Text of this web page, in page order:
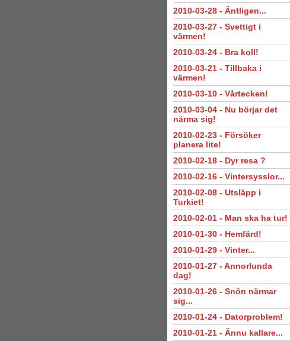
2010-03-28 - Äntligen...
2010-03-27 - Svettigt i
värmen!
2010-03-24 - Bra koll!
2010-03-21 - Tillbaka i
värmen!
2010-03-10 - Vårtecken!
2010-03-04 - Nu börjar det
närma sig!
2010-02-23 - Försöker
planera lite!
2010-02-18 - Dyr resa ?
2010-02-16 - Vintersysslor...
2010-02-08 - Utsläpp i
Turkiet!
2010-02-01 - Man ska ha tur!
2010-01-30 - Hemfärd!
2010-01-29 - Vinter...
2010-01-27 - Annorlunda
dag!
2010-01-26 - Snön närmar
sig...
2010-01-24 - Datorproblem!
2010-01-21 - Ännu kallare...